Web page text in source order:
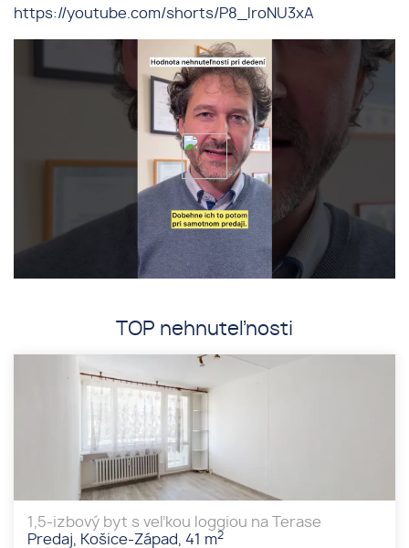
https://youtube.com/shorts/P8_lroNU3xA
TOP nehnuteľnosti
1,5-izbový byt s veľkou loggiou na Terase
Predaj, Košice-Západ, 41 m2